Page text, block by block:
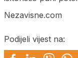
Nezavisne.com
Podijeli vijest na: